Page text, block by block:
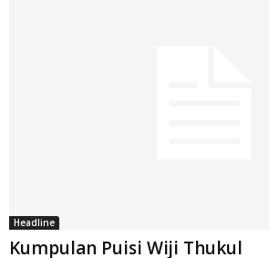
Headline
Kumpulan Puisi Wiji Thukul